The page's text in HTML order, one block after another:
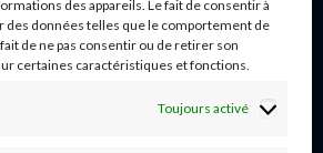
des appareils. Le fait de consentir à
données telles que le comportement de
de ne pas consentir ou de retirer son
certaines caractéristiques et fonctions.
Toujours activé